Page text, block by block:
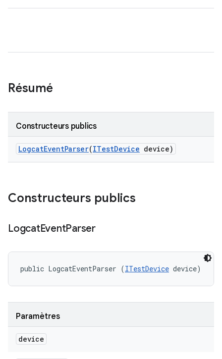
Résumé
Constructeurs publics
LogcatEventParser(ITestDevice device)
Constructeurs publics
LogcatEventParser
public LogcatEventParser (ITestDevice device)
Paramètres
device